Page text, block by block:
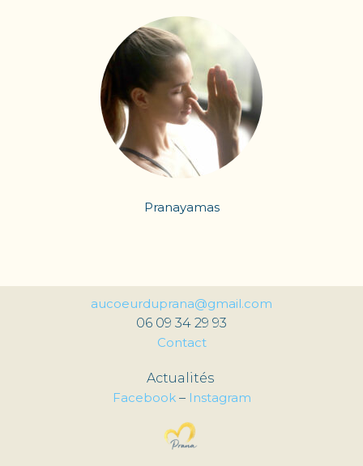
Pranayamas
aucoeurduprana@gmail.com
06 09 34 29 93
Contact
Actualités
Facebook– Instagram